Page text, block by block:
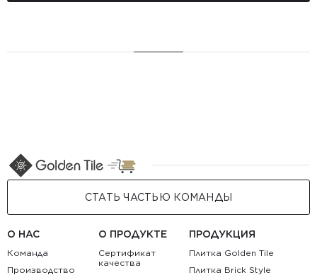
СТАТЬ ЧАСТЬЮ КОМАНДЫ
О НАС
Команда
Производство
О ПРОДУКТЕ
Сертификат
качества
ПРОДУКЦИЯ
Плитка Golden Tile
Плитка Brick Style